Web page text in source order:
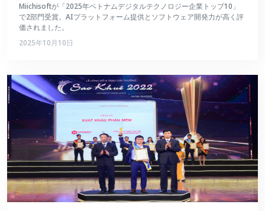
Miichisoftが「2025年ベトナムデジタルテクノロジー企業トップ10」
で2部門受賞。AIプラットフォーム提供とソフトウェア開発力が高く評
価されました。
2025年10月10日